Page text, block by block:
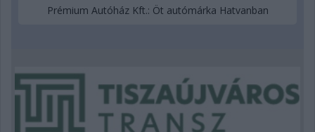
Prémium Autóház Kft.: Öt autómárka Hatvanban